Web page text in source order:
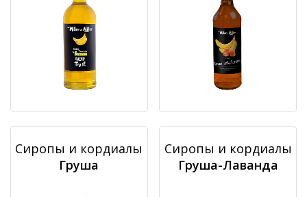
Сиропы и кордиалы
Груша
Сиропы и кордиалы
Груша-Лаванда